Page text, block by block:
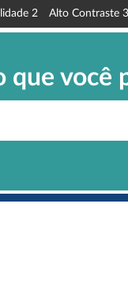
2 Alto Contraste 3
que você